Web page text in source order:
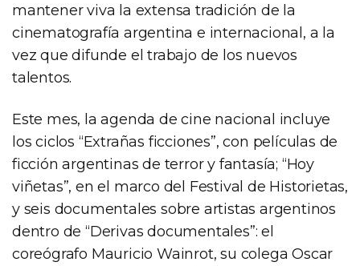
mantener viva la extensa tradición de la
cinematografía argentina e internacional, a la
vez que difunde el trabajo de los nuevos
talentos.
Este mes, la agenda de cine nacional incluye
los ciclos “Extrañas ficciones”, con películas de
ficción argentinas de terror y fantasía; “Hoy
viñetas”, en el marco del Festival de Historietas,
y seis documentales sobre artistas argentinos
dentro de “Derivas documentales”: el
coreógrafo Mauricio Wainrot, su colega Oscar